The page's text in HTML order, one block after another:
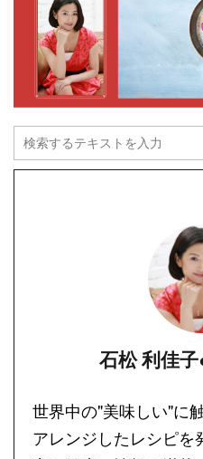
石松 利佳
世界中の"美味しい"に
アレンジしたレシピを